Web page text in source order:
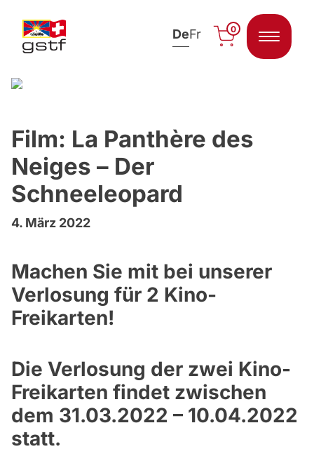
Zum Inhalt springen
DeFr 0
Film: La Panthère des
Neiges – Der
Schneeleopard
4. März 2022
Machen Sie mit bei unserer
Verlosung für 2 Kino-
Freikarten!
Die Verlosung der zwei Kino-
Freikarten findet zwischen
dem 31.03.2022 – 10.04.2022
statt.